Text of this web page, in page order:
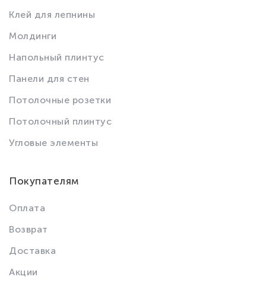
Клей для лепнины
Молдинги
Напольный плинтус
Панели для стен
Потолочные розетки
Потолочный плинтус
Угловые элементы
Покупателям
Оплата
Возврат
Доставка
Акции